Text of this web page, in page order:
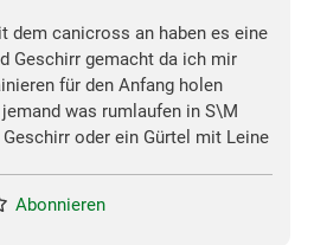
dem canicross an haben es eine
Geschirr gemacht da ich mir
für den Anfang holen
was rumlaufen in S\M
oder ein Gürtel mit Leine
Abonnieren